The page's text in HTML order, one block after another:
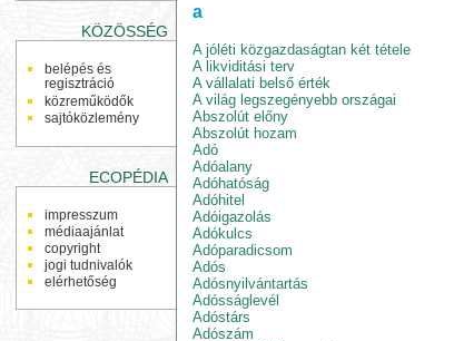
KÖZÖSSÉG
belépés és
regisztráció
közreműködők
sajtóközlemény
ECOPÉDIA
impresszum
médiaajánlat
copyright
jogi tudnivalók
elérhetőség
a
A jóléti közgazdaságtan két tétele
A likviditási terv
A vállalati belső érték
A világ legszegényebb országai
Abszolút előny
Abszolút hozam
Adó
Adóalany
Adóhatóság
Adóhitel
Adóigazolás
Adókulcs
Adóparadicsom
Adós
Adósnyilvántartás
Adósságlevél
Adóstárs
Adószám